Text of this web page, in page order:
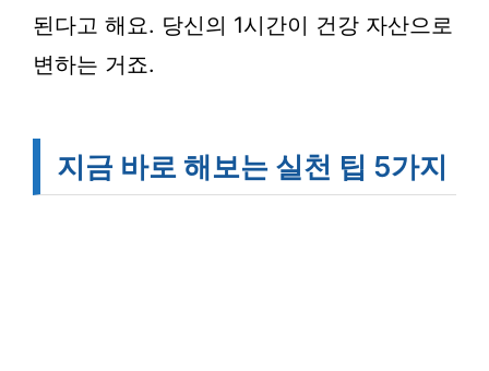
된다고 해요. 당신의 1시간이 건강 자산으로
변하는 거죠.
지금 바로 해보는 실천 팁 5가지